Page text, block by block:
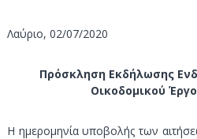
Λαύριο, 02/07/2020
Πρόσκληση Εκδήλωσης
Οικοδομικού
Η ημερομηνία υποβολής των